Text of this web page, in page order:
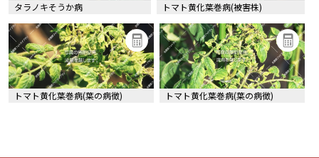
タラノキそうか病 トマト黄化葉巻病(被害株)
トマト黄化葉巻病(葉の病徴) トマト黄化葉巻病(葉の病徴)